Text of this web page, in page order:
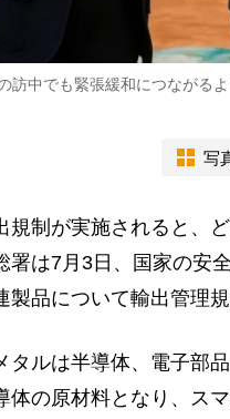
訪中でも緊張緩和につながる
写
制が実施されると、
署は7月3日、国家の安
製品について輸出管理
ルは半導体、電子部
体の原材料となり、ス